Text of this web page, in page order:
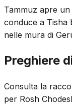
Tammuz apre
conduce a Tisha
nelle mura di
Preghiere
Consulta la
per Rosh